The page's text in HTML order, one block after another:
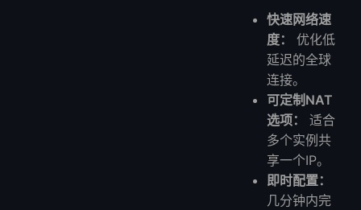
快速网络速
度：
优化低
延迟的全球
连接。
可定制NAT
选项：
适合
多个实例共
享一个IP。
即时配置：
几分钟内完